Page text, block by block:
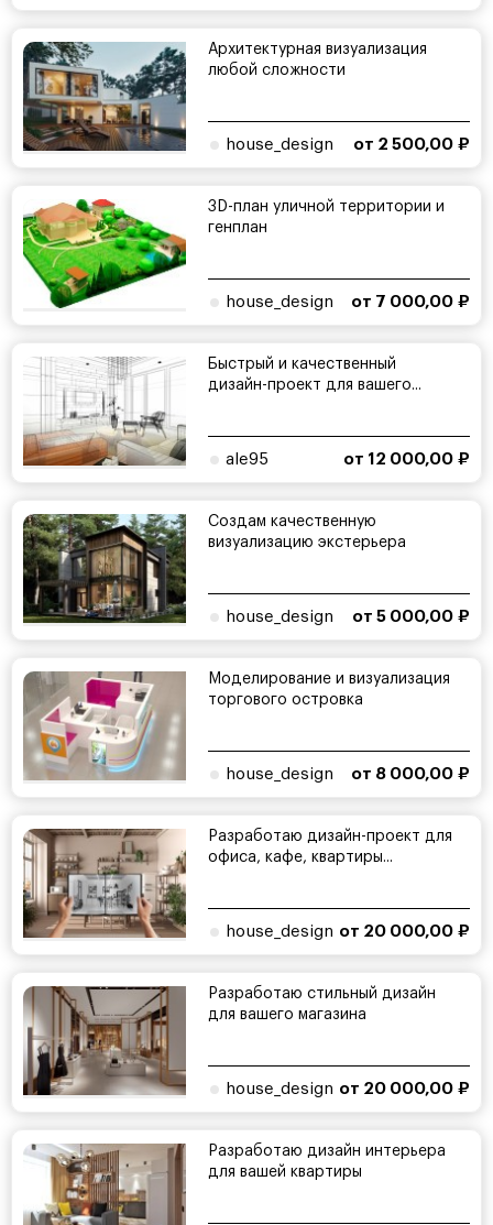
Архитектурная визуализация
любой сложности
house_design от 2 500,00 ₽
3D-план уличной территории и
генплан
house_design от 7 000,00 ₽
Быстрый и качественный
дизайн-проект для вашего...
ale95 от 12 000,00 ₽
Создам качественную
визуализацию экстерьера
house_design от 5 000,00 ₽
Моделирование и визуализация
торгового островка
house_design от 8 000,00 ₽
Разработаю дизайн-проект для
офиса, кафе, квартиры...
house_design от 20 000,00 ₽
Разработаю стильный дизайн
для вашего магазина
house_design от 20 000,00 ₽
Разработаю дизайн интерьера
для вашей квартиры